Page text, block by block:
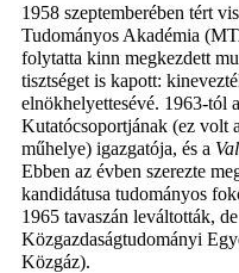
1958 szeptemberében tért
Tudományos Akadémia
folytatta kinn megkezdett
tisztséget is kapott:
elnökhelyettesévé. 1963-tól
Kutatócsoportjának (ez volt
műhelye) igazgatója, és a
Ebben az évben szerezte
kandidátusa tudományos
1965 tavaszán leváltották,
Közgazdaságtudományi
Közgáz).